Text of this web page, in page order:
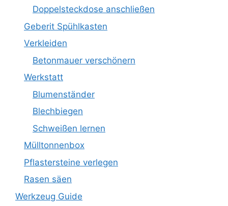
Doppelsteckdose anschließen
Geberit Spühlkasten
Verkleiden
Betonmauer verschönern
Werkstatt
Blumenständer
Blechbiegen
Schweißen lernen
Mülltonnenbox
Pflastersteine verlegen
Rasen säen
Werkzeug Guide